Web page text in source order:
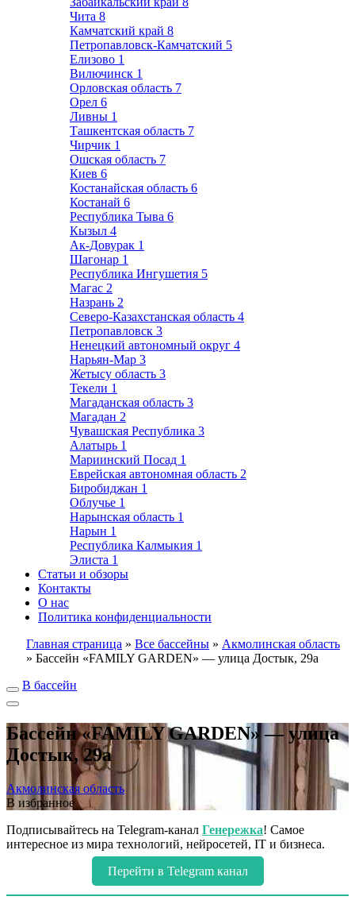
Чита 8
Камчатский край 8
Петропавловск-Камчатский 5
Елизово 1
Вилючинск 1
Орловская область 7
Орел 6
Ливны 1
Ташкентская область 7
Чирчик 1
Ошская область 7
Киев 6
Костанайская область 6
Костанай 6
Республика Тыва 6
Кызыл 4
Ак-Довурак 1
Шагонар 1
Республика Ингушетия 5
Магас 2
Назрань 2
Северо-Казахстанская область 4
Петропавловск 3
Ненецкий автономный округ 4
Нарьян-Мар 3
Жетысу область 3
Текели 1
Магаданская область 3
Магадан 2
Чувашская Республика 3
Алатырь 1
Мариинский Посад 1
Еврейская автономная область 2
Биробиджан 1
Облучье 1
Нарынская область 1
Нарын 1
Республика Калмыкия 1
Элиста 1
Статьи и обзоры
Контакты
О нас
Политика конфиденциальности
Главная страница » Все бассейны » Акмолинская область
» Бассейн «FAMILY GARDEN» — улица Достык, 29а
В бассейн
Бассейн «FAMILY GARDEN» — улица
Достык, 29а
Акмолинская область
В избранное
Подписывайтесь на Telegram-канал Генережка! Самое
интересное из мира технологий, нейросетей, IT и бизнеса.
Перейти в Telegram канал